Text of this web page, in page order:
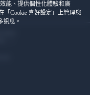
能、提供個性化體驗和廣
「Cookie 喜好設定」上管理您
訊息。